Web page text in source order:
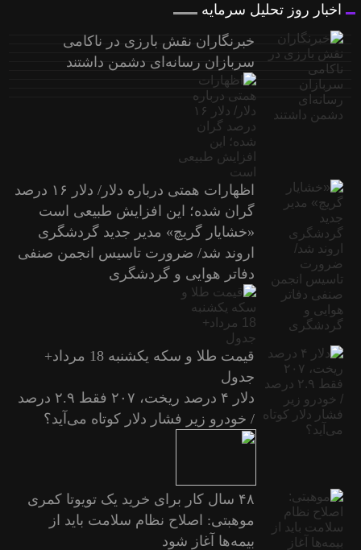
اخبار روز تحلیل سرمایه
خبرنگاران نقش بارزی در ناکامی
سربازان رسانه‌ای دشمن داشتند
اظهارات همتی درباره دلار/ دلار ۱۶ درصد
گران شده؛ این افزایش طبیعی است
«خشایار گریچ» مدیر جدید گردشگری
اروند شد/ ضرورت تاسیس انجمن صنفی
دفاتر هوایی و گردشگری
قیمت طلا و سکه یکشنبه 18 مرداد+
جدول
دلار ۴ درصد ریخت، ۲۰۷ فقط ۲.۹ درصد
/ خودرو زیر فشار دلار کوتاه می‌آید؟
۴۸ سال کار برای خرید یک تویوتا کمری
موهبتی: اصلاح نظام سلامت باید از
بیمه‌ها آغاز شود